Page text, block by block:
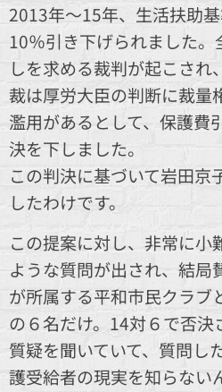
2013年～15年、生活扶助
10％引き下げられました
しを求める裁判が起こされ
裁は厚労大臣の判断に裁量
濫用があるとして、保護費
決を下しました。
この判決に基づいて岩田京
したわけです。
この提案に対し、非常に小
ような質問が出され、結局
が所属する平和市民クラブ
の６名だけ。14対６で否決
質疑を聞いていて、質問し
護受給者の現実を知らない